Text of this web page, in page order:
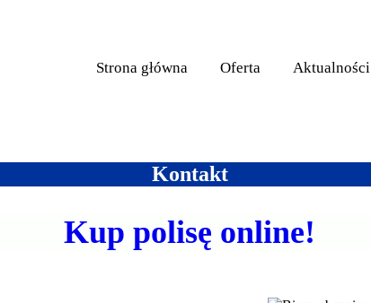
Strona główna Oferta Aktualności
Kontakt
Kup polisę online!